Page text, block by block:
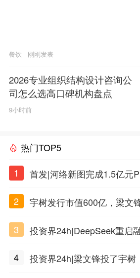
餐饮 刚刚发表
2026专业组织结构设计咨询公
司怎么选高口碑机构盘点
9小时前
热门TOP5
1
首发|河络新图完成1.5亿元
2
宇树发行市值600亿，梁文
3
投资界24h|DeepSeek重启
4
投资界24h|梁文锋投了宇树